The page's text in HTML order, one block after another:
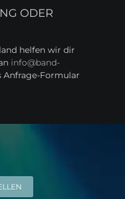
ODER
helfen wir dir
info@band-
Formular